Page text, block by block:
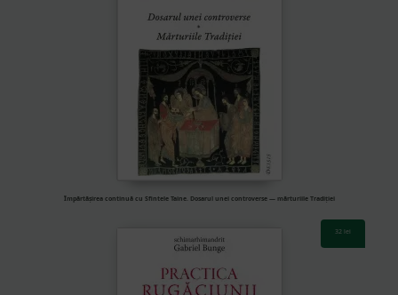
Împărtășirea continuă cu Sfintele Taine. Dosarul unei controverse — mărturiile Tradiției
32lei